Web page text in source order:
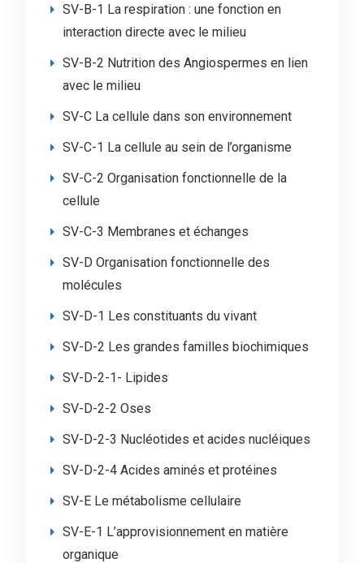
SV-B-1 La respiration : une fonction en
interaction directe avec le milieu
SV-B-2 Nutrition des Angiospermes en lien
avec le milieu
SV-C La cellule dans son environnement
SV-C-1 La cellule au sein de l’organisme
SV-C-2 Organisation fonctionnelle de la
cellule
SV-C-3 Membranes et échanges
SV-D Organisation fonctionnelle des
molécules
SV-D-1 Les constituants du vivant
SV-D-2 Les grandes familles biochimiques
SV-D-2-1- Lipides
SV-D-2-2 Oses
SV-D-2-3 Nucléotides et acides nucléiques
SV-D-2-4 Acides aminés et protéines
SV-E Le métabolisme cellulaire
SV-E-1 L’approvisionnement en matière
organique